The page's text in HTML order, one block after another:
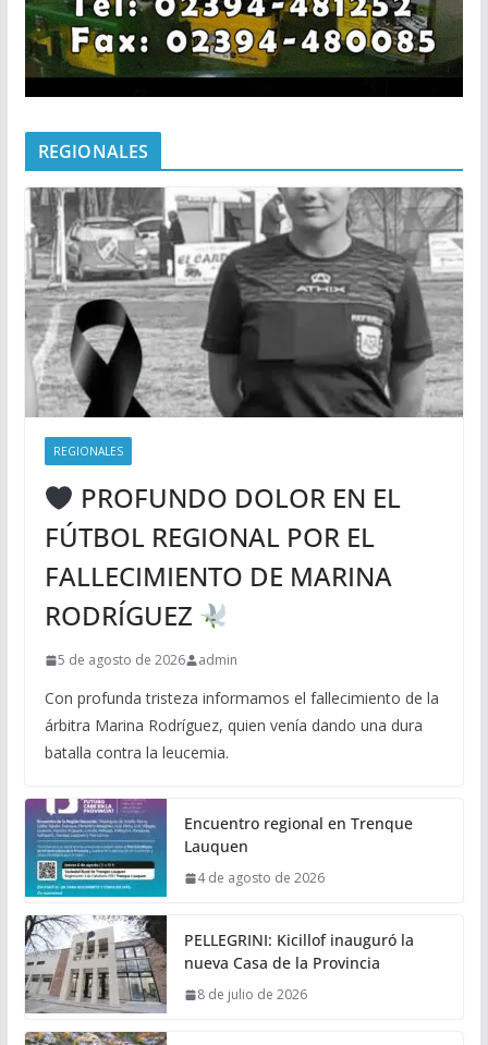
REGIONALES
REGIONALES
PROFUNDO DOLOR EN EL
FÚTBOL REGIONAL POR EL
FALLECIMIENTO DE MARINA
RODRÍGUEZ
5 de agosto de 2026 admin
Con profunda tristeza informamos el fallecimiento de la
árbitra Marina Rodríguez, quien venía dando una dura
batalla contra la leucemia.
Encuentro regional en Trenque
Lauquen
4 de agosto de 2026
PELLEGRINI: Kicillof inauguró la
nueva Casa de la Provincia
8 de julio de 2026